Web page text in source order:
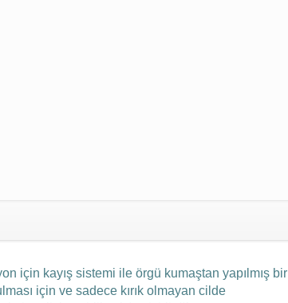
için kayış sistemi ile örgü kumaştan yapılmış bir
için ve sadece kırık olmayan cilde